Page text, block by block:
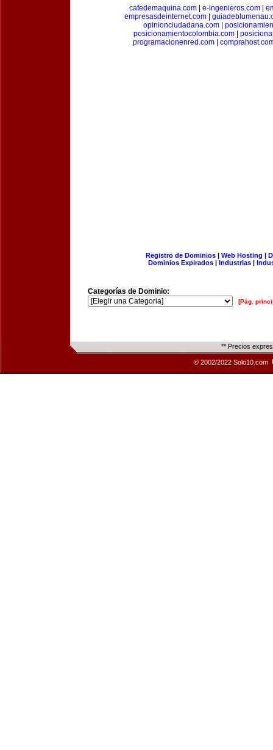
cafedemaquina.com
e-ingenieros.com
empresasdeinternet.com|
opinionciudadana.com
posicionamientocolombia.com|
programacionenred.com
Registro de Dominios| Web Hosting |
Dominios Expirados | Industrias |
Categorías de Dominio:
[Pág.
** Precios
© 2002/2022 Solo10.com